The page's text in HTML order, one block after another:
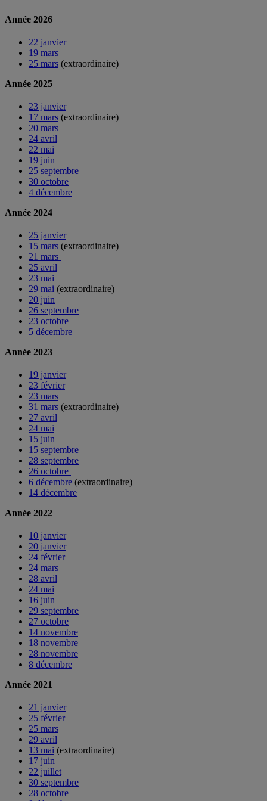
Année 2026
22 janvier
19 mars
25 mars (extraordinaire)
Année 2025
23 janvier
17 mars (extraordinaire)
20 mars
24 avril
22 mai
19 juin
25 septembre
30 octobre
4 décembre
Année 2024
25 janvier
15 mars (extraordinaire)
21 mars
25 avril
23 mai
29 mai (extraordinaire)
20 juin
26 septembre
23 octobre
5 décembre
Année 2023
19 janvier
23 février
23 mars
31 mars (extraordinaire)
27 avril
24 mai
15 juin
15 septembre
28 septembre
26 octobre
6 décembre (extraordinaire)
14 décembre
Année 2022
10 janvier
20 janvier
24 février
24 mars
28 avril
24 mai
16 juin
29 septembre
27 octobre
14 novembre
18 novembre
28 novembre
8 décembre
Année 2021
21 janvier
25 février
25 mars
29 avril
13 mai (extraordinaire)
17 juin
22 juillet
30 septembre
28 octobre